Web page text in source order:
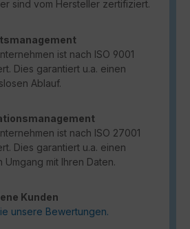
sind vom Hersteller zertifiziert.
ist nach ISO 9001
Dies garantiert u.a. einen
Ablauf.
ist nach ISO 27001
Dies garantiert u.a. einen
Umgang mit Ihren Daten.
Kunden
unsere Bewertungen.